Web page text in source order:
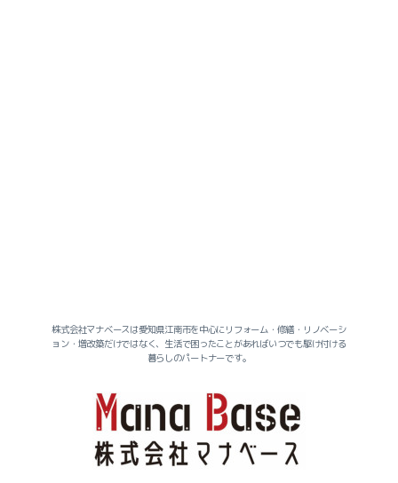
社長のヒトリゴト
スタッフのヒトリゴト
お家づくりプロジェクト
暮らしのこと
株式会社マナベースは愛知県江南市を中心にリフォーム・修繕・リノベーシ
ョン・増改築だけではなく、生活で困ったことがあればいつでも駆け付ける
暮らしのパートナーです。